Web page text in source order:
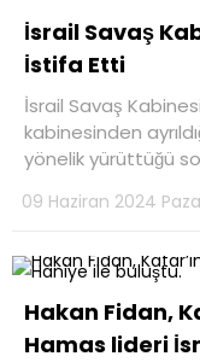
İsrail Savaş
İstifa Etti
İsrail Savaş
kabinesinden
yönelik yürüttüğü
09 Haziran 2024
Hakan Fidan,
Hamas lideri